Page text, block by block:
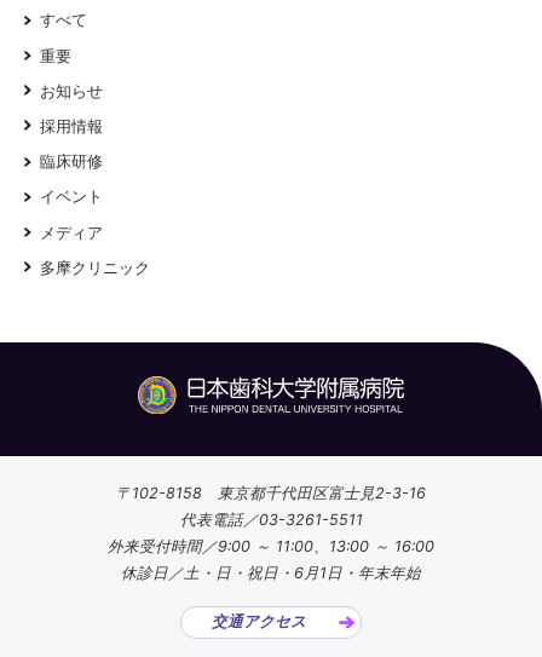
すべて
重要
お知らせ
採用情報
臨床研修
イベント
メディア
多摩クリニック
〒102-8158 東京都千代田区富士見2-3-16
代表電話／03-3261-5511
外来受付時間／9:00 ～ 11:00、13:00 ～ 16:00
休診日／土・日・祝日・6月1日・年末年始
交通アクセス